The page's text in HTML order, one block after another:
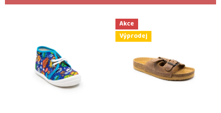
Akce
Výprodej